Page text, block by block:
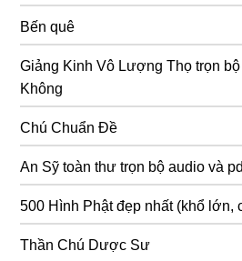
Bến quê
Giảng Kinh Vô Lượng Thọ trọn
Không
Chú Chuẩn Đề
An Sỹ toàn thư trọn bộ audio và
500 Hình Phật đẹp nhất (khổ lớn,
Thần Chú Dược Sư